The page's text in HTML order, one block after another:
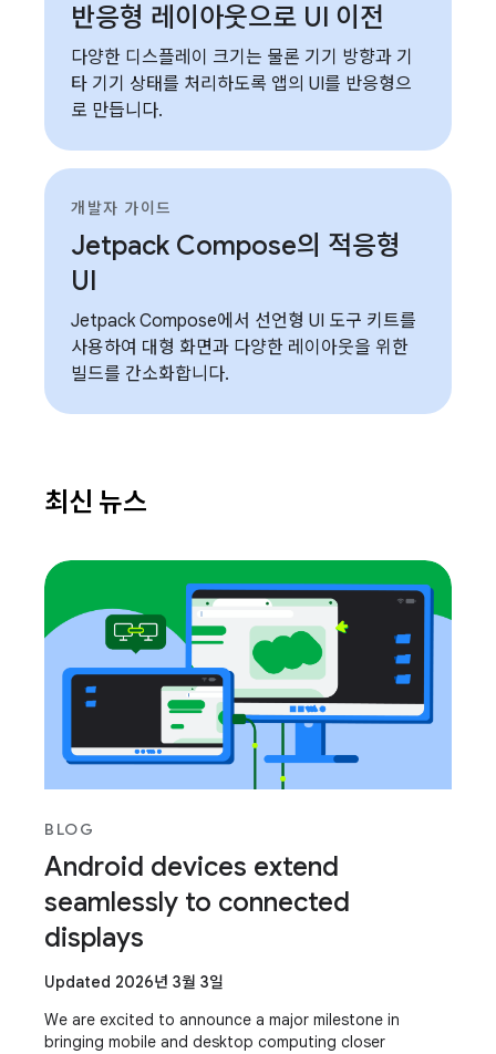
반응형 레이아웃으로 UI 이전
다양한 디스플레이 크기는 물론 기기 방향과 기
타 기기 상태를 처리하도록 앱의 UI를 반응형으
로 만듭니다.
개발자 가이드
Jetpack Compose의 적응형
UI
Jetpack Compose에서 선언형 UI 도구 키트를
사용하여 대형 화면과 다양한 레이아웃을 위한
빌드를 간소화합니다.
최신 뉴스
BLOG
Android devices extend
seamlessly to connected
displays
Updated 2026년 3월 3일
We are excited to announce a major milestone in
bringing mobile and desktop computing closer